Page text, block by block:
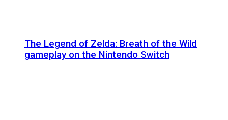
The Legend of Zelda: Breath of the Wild
gameplay on the Nintendo Switch